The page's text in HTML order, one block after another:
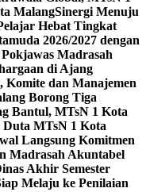
MalangSinergi Menuju
Hebat Tingkat
2026/2027 dengan
Madrasah
di Ajang
Komite dan Manajemen
Borong Tiga
Bantul, MTsN 1 Kota
MTsN 1 Kota
Langsung Komitmen
Madrasah Akuntabel
Akhir Semester
Melaju ke Penilaian